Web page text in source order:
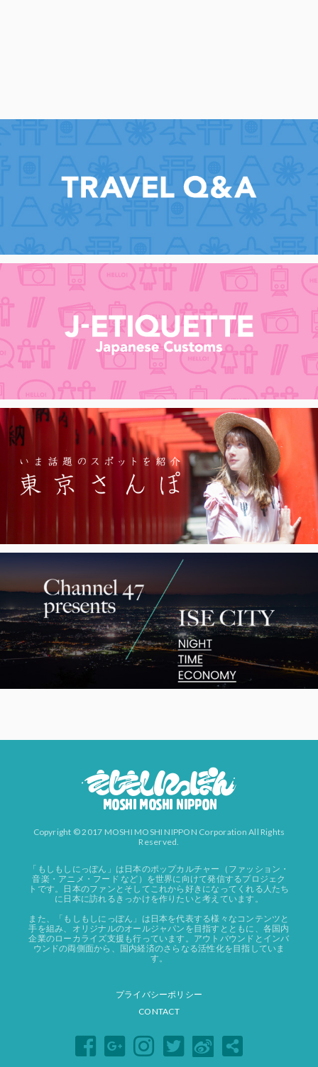
Copyright © 2017 MOSHI MOSHI NIPPON Corporation All Rights
Reserved.
「もしもしにっぽん」は日本のポップカルチャー（ファッション・
音楽・アニメ・フード など）を世界に向けて発信するプロジェク
トです。日本のファンとそしてこれから好きになってくれる人たち
に日本に訪れるきっかけを作りたいと考えています。
また、「もしもしにっぽん」は日本を代表する様々なコンテンツと
手を組み、オリジナルのオールジャパンを目指すとともに、各国内
企業のローカライズ支援も行っています。アウトバウンドとインバ
ウンドの両側面から、国内経済のさらなる活性化を目指していま
す。
プライバシーポリシー
CONTACT